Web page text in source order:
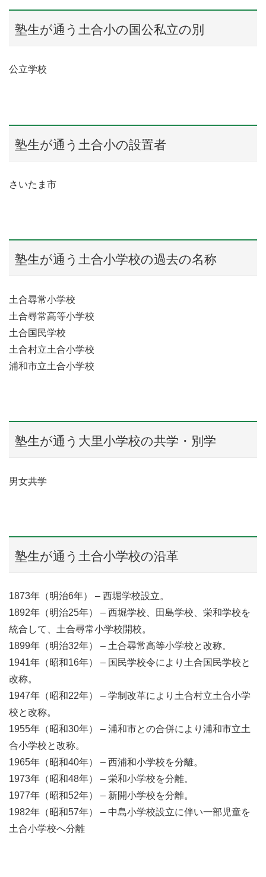
塾生が通う土合小の国公私立の別
公立学校
塾生が通う土合小の設置者
さいたま市
塾生が通う土合小学校の過去の名称
土合尋常小学校
土合尋常高等小学校
土合国民学校
土合村立土合小学校
浦和市立土合小学校
塾生が通う大里小学校の共学・別学
男女共学
塾生が通う土合小学校の沿革
1873年（明治6年） – 西堀学校設立。
1892年（明治25年） – 西堀学校、田島学校、栄和学校を
統合して、土合尋常小学校開校。
1899年（明治32年） – 土合尋常高等小学校と改称。
1941年（昭和16年） – 国民学校令により土合国民学校と
改称。
1947年（昭和22年） – 学制改革により土合村立土合小学
校と改称。
1955年（昭和30年） – 浦和市との合併により浦和市立土
合小学校と改称。
1965年（昭和40年） – 西浦和小学校を分離。
1973年（昭和48年） – 栄和小学校を分離。
1977年（昭和52年） – 新開小学校を分離。
1982年（昭和57年） – 中島小学校設立に伴い一部児童を
土合小学校へ分離